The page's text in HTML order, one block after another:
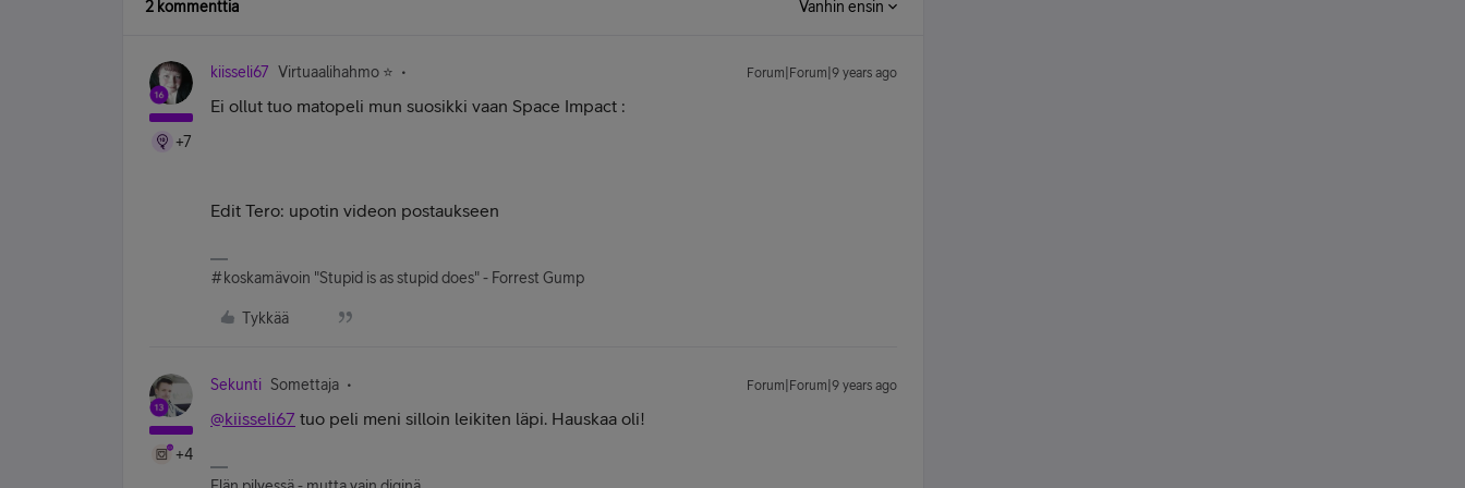
2 kommenttia Vanhin ensin
+7
kiisseli67 Virtuaalihahmo ⭐️ Forum|Forum|9 years ago
Ei ollut tuo matopeli mun suosikki vaan Space Impact :
Edit Tero: upotin videon postaukseen
#koskamävoin "Stupid is as stupid does" - Forrest Gump
Tykkää
+4
Sekunti Somettaja Forum|Forum|9 years ago
@kiisseli67 tuo peli meni silloin leikiten läpi. Hauskaa oli!